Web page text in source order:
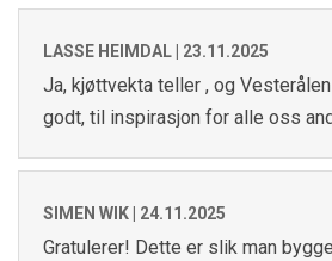
LASSE HEIMDAL | 23.11.2025
Ja, kjøttvekta teller , og
godt, til inspirasjon for alle oss
SIMEN WIK | 24.11.2025
Gratulerer! Dette er slik man